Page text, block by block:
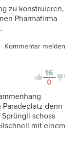
zu konstruieren,
Pharmafirma
Kommentar melden
16
0
denn
schoss
mit einem